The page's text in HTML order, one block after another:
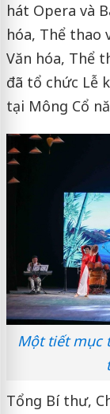
hát Opera và
hóa, Thể thao
Văn hóa, Thể
đã tổ chức Lễ
tại Mông Cổ
Một tiết mục
Tổng Bí thư,